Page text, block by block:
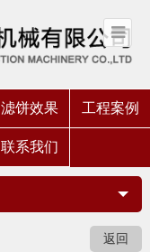
滤饼效果 工程案例
联系我们
返回